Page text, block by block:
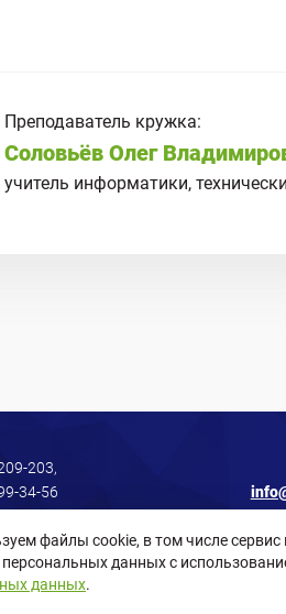
Преподаватель кружка:
Соловьёв Олег
учитель информатики,
203,
34-56
обработки персональных
файлы cookie, в том числе
данных с
данных.